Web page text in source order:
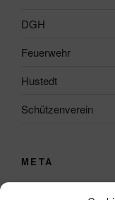
DGH
Feuerwehr
Hustedt
Schützenverein
META